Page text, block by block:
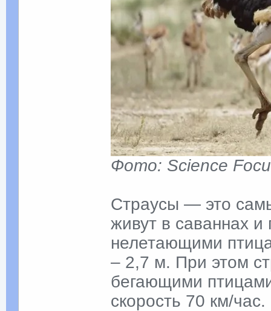
Фото: Science
Страусы — это
живут в саваннах
нелетающими
– 2,7 м. При этом
бегающими
скорость 70 км/час.